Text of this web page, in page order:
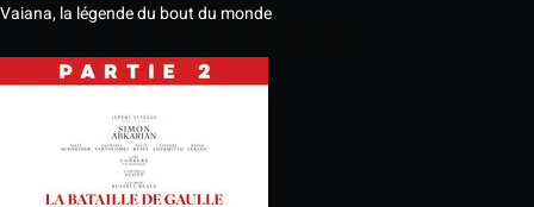
Vaiana, la légende du bout du monde